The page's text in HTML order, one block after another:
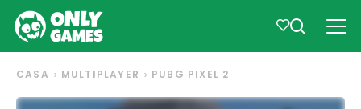
CASA MULTIPLAYER PUBG PIXEL 2